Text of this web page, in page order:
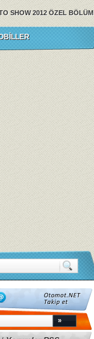
SHOW 2012 ÖZEL BÖLÜM